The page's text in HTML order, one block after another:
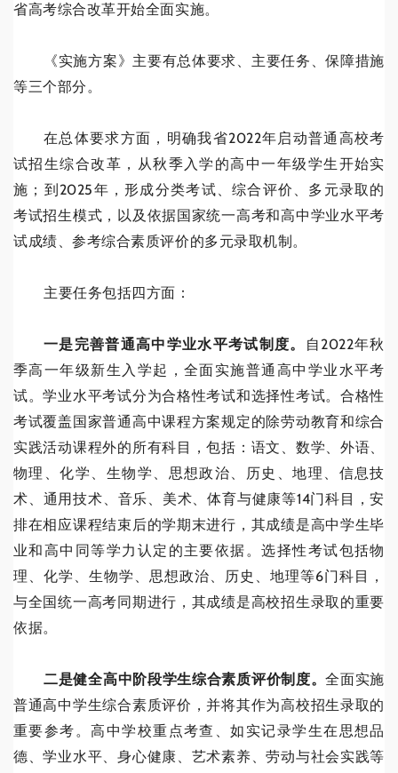
省高考综合改革开始全面实施。
《实施方案》主要有总体要求、主要任务、保障措施
等三个部分。
在总体要求方面，明确我省2022年启动普通高校考
试招生综合改革，从秋季入学的高中一年级学生开始实
施；到2025年，形成分类考试、综合评价、多元录取的
考试招生模式，以及依据国家统一高考和高中学业水平考
试成绩、参考综合素质评价的多元录取机制。
主要任务包括四方面：
一是完善普通高中学业水平考试制度。
自2022年秋
季高一年级新生入学起，全面实施普通高中学业水平考
试。学业水平考试分为合格性考试和选择性考试。合格性
考试覆盖国家普通高中课程方案规定的除劳动教育和综合
实践活动课程外的所有科目，包括：语文、数学、外语、
物理、化学、生物学、思想政治、历史、地理、信息技
术、通用技术、音乐、美术、体育与健康等14门科目，安
排在相应课程结束后的学期末进行，其成绩是高中学生毕
业和高中同等学力认定的主要依据。选择性考试包括物
理、化学、生物学、思想政治、历史、地理等6门科目，
与全国统一高考同期进行，其成绩是高校招生录取的重要
依据。
二是健全高中阶段学生综合素质评价制度。全面实施
普通高中学生综合素质评价，并将其作为高校招生录取的
重要参考。高中学校重点考查、如实记录学生在思想品
德、学业水平、身心健康、艺术素养、劳动与社会实践等